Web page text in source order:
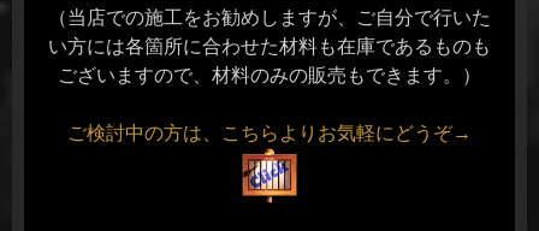
（当店での施工をお勧めしますが、ご自分で行いた
い方には各箇所に合わせた材料も在庫であるものも
ございますので、材料のみの販売もできます。）
ご検討中の方は、こちらよりお気軽にどうぞ→